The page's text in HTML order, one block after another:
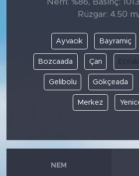
Rüzgar: 4.50
Ayvacık Bayramiç
Bozcaada Çan
Gelibolu Gökçeada
Merkez
NEM
POLİTİKA
EKONOMİ
SPOR
KÜLTÜR SANAT